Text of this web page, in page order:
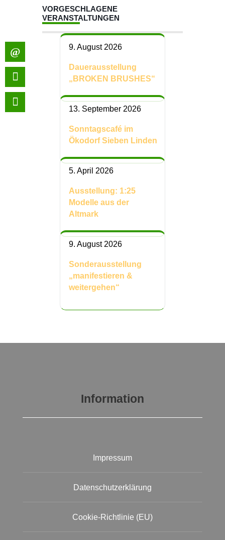
VORGESCHLAGENE
VERANSTALTUNGEN
9. August 2026
Dauerausstellung
„BROKEN BRUSHES“
13. September 2026
Sonntagscafé im
Ökodorf Sieben Linden
5. April 2026
Ausstellung: 1:25
Modelle aus der
Altmark
9. August 2026
Sonderausstellung
„manifestieren &
weitergehen“
Information
Impressum
Datenschutzerklärung
Cookie-Richtlinie (EU)